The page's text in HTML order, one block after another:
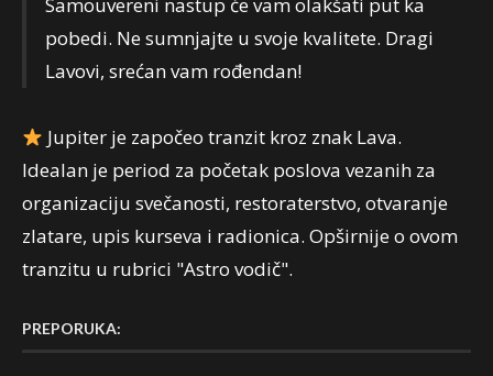
Samouvereni nastup će vam olakšati put ka
pobedi. Ne sumnjajte u svoje kvalitete. Dragi
Lavovi, srećan vam rođendan!
Jupiter je započeo tranzit kroz znak Lava.
Idealan je period za početak poslova vezanih za
organizaciju svečanosti, restoraterstvo, otvaranje
zlatare, upis kurseva i radionica. Opširnije o ovom
tranzitu u rubrici "Astro vodič".
PREPORUKA: